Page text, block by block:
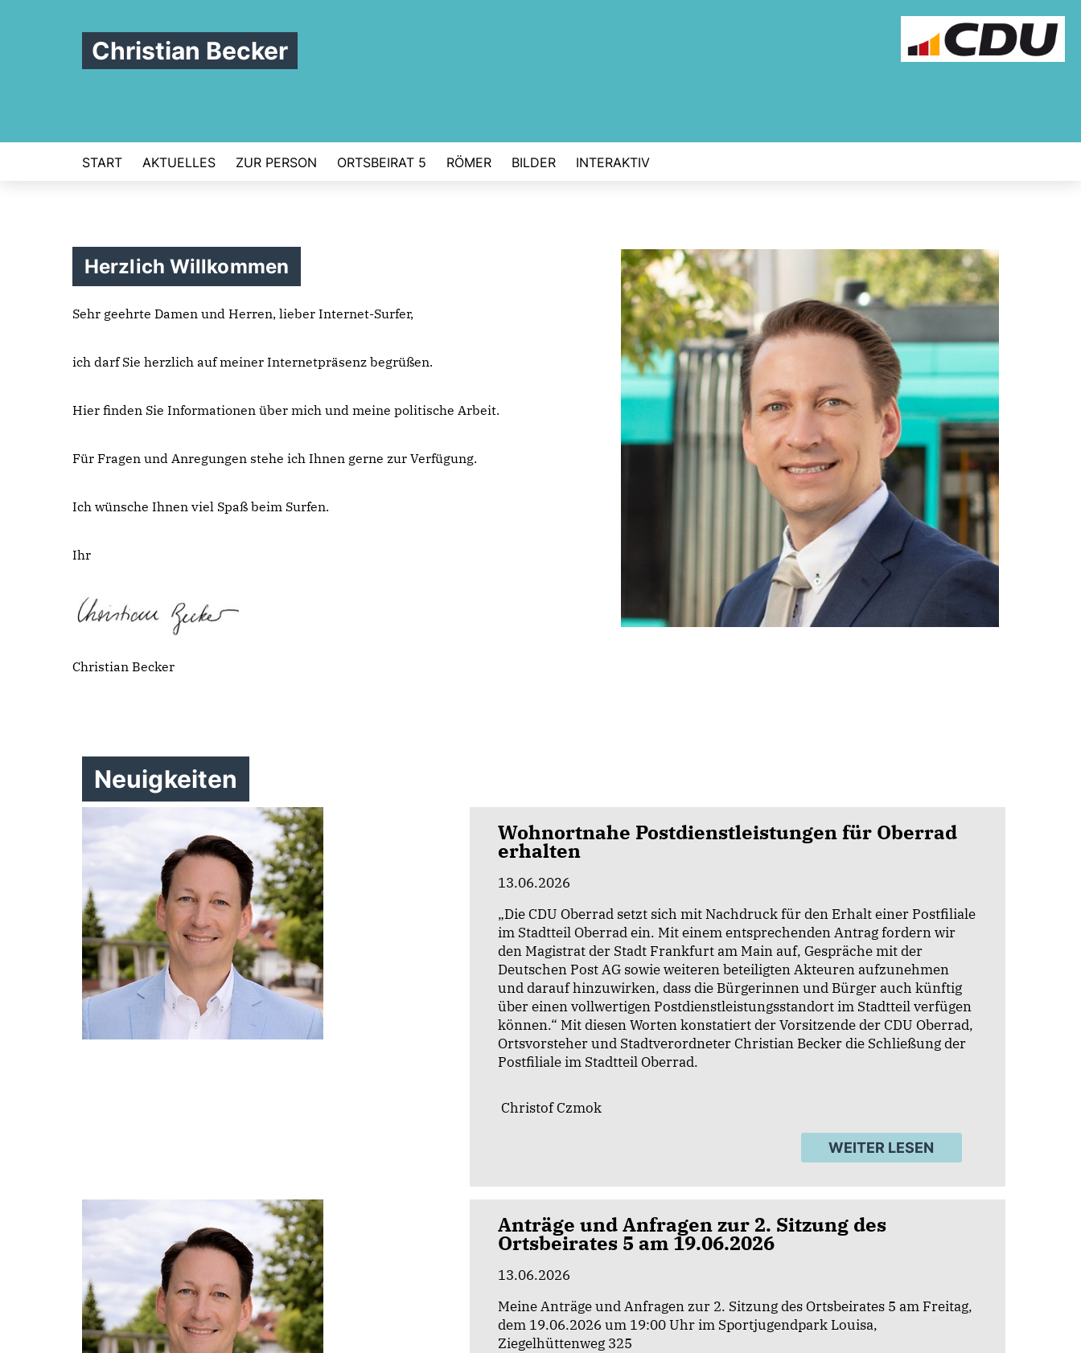
Christian Becker
START AKTUELLES ZUR PERSON ORTSBEIRAT 5 RÖMER BILDER INTERAKTIV
Herzlich Willkommen
Sehr geehrte Damen und Herren, lieber Internet-Surfer,
ich darf Sie herzlich auf meiner Internetpräsenz begrüßen.
Hier finden Sie Informationen über mich und meine politische Arbeit.
Für Fragen und Anregungen stehe ich Ihnen gerne zur Verfügung.
Ich wünsche Ihnen viel Spaß beim Surfen.
Ihr
Christian Becker
Neuigkeiten
Wohnortnahe Postdienstleistungen für Oberrad
erhalten
13.06.2026
Die CDU Oberrad setzt sich mit Nachdruck für den Erhalt einer Postfiliale
im Stadtteil Oberrad ein. Mit einem entsprechenden Antrag fordern wir
den Magistrat der Stadt Frankfurt am Main auf, Gespräche mit der
Deutschen Post AG sowie weiteren beteiligten Akteuren aufzunehmen
und darauf hinzuwirken, dass die Bürgerinnen und Bürger auch künftig
über einen vollwertigen Postdienstleistungsstandort im Stadtteil verfügen
können.“ Mit diesen Worten konstatiert der Vorsitzende der CDU Oberrad,
Ortsvorsteher und Stadtverordneter Christian Becker die Schließung der
Postfiliale im Stadtteil Oberrad.
Christof Czmok
WEITER LESEN
Anträge und Anfragen zur 2. Sitzung des
Ortsbeirates 5 am 19.06.2026
13.06.2026
Meine Anträge und Anfragen zur 2. Sitzung des Ortsbeirates 5 am Freitag,
dem 19.06.2026 um 19:00 Uhr im Sportjugendpark Louisa,
Ziegelhüttenweg 325